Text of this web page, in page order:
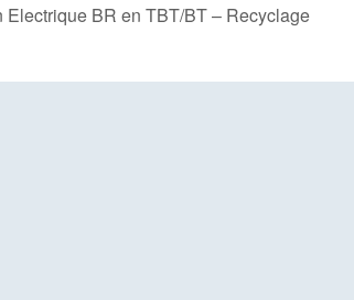
BR en TBT/BT – Recyclage